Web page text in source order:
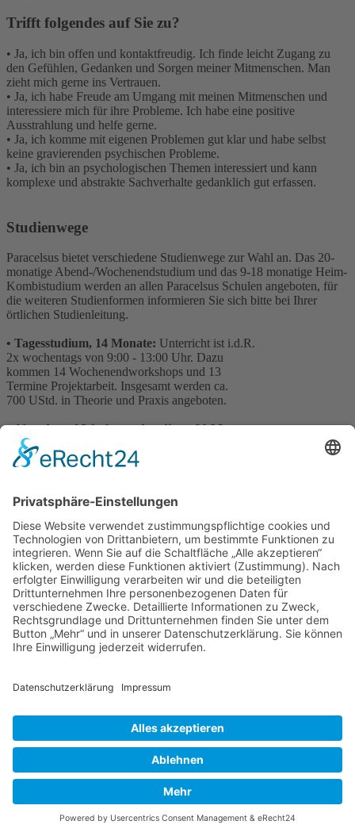
Trifft folgendes auf Sie zu?
• Ja, ich bin offen und kontaktfreudig. Ich finde leicht Zugang zu
den Gefühlen, Gedanken und Sorgen meiner Mitmenschen. Man
zieht mich gerne ins Vertrauen.
• Ja, ich habe Freude am Umgang mit meinen Mitmenschen und
interessiere mich für ihre Probleme. Ich habe eine positive
Ausstrahlung und helfe gerne.
• Ja, ich komme mit eigenen Problemen gut klar und habe selbst
keine gravierenden psychischen Probleme.
• Ja, ich bin an psychologischen Themen interessiert und kann
komplexe und abstrakte Sachverhalte gedanklich gut erfassen.
Studienwege
Paracelsus bietet verschiedene Studienwege zur Wahl an. Das 20-
monatige Abend-/Wochenendstudium und das 9-18 monatige Heim-
Kombistudium werden an allen Paracelsus Schulen angeboten, für
die weiteren Studienformen informieren Sie sich bitte bei Ihrer
örtlichen Studienleitung.
• Tagesstudium, 14 Monate: Unterricht ist i.d.R.
2x wochentags von 9:00 - 13:00 Uhr. Dazu
kommen 14 Wochenendworkshops und 13
Termine Projektarbeit. Insgesamt werden ca.
700 UStd. in Theorie und Praxis angeboten.
• Abend- und Wochenendstudium, 20 Monate:
Unterricht ist i.d.R. 2x wochentags von 19:00 - 21:30 Uhr. Dazu
kommen 20 Wochenendworkshops. Insgesamt werden ca. 600
Die richtige Lösung, wenn der Besuch des Unterrichts nicht
regelmäßig möglich ist. Sie erhalten 25 Lehrhefte für das häusliche
Studium plus 100 UStd. aus dem Basis- und Therapielehrgang und
bestimmen Ihr Lerntempo selbst.
• Heilpraktiker für Naturheilkunde und Psychotherapie, 24
Monate:
Studiengang zur uneingeschränkten Heilpraktikererlaubnis mit
zusätzlicher Fachqualifikation Psychologische Beratung und
Psychotherapie. Das Studium umfasst das volle Leistungsangebot
Psychotherapie. Es kann Vollzeit sowie nebenberuflich absolviert
Zum Ende der regulären Studienzeit wird eine
Teilnahmebescheinigung der Paracelsus Schulen ausgestellt. Sie ist
Voraussetzung für das (freiwillige) Zertifizierungsverfahren beim
Berufsverband VFP.